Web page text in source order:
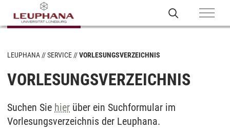
LEUPHANA SERVICE VORLESUNGSVERZEICHNIS
VORLESUNGSVERZEICHNIS
Suchen Sie hier über ein Suchformular im
Vorlesungsverzeichnis der Leuphana.